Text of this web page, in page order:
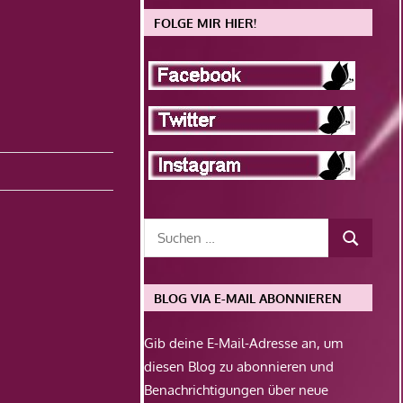
FOLGE MIR HIER!
BLOG VIA E-MAIL ABONNIEREN
Gib deine E-Mail-Adresse an, um
diesen Blog zu abonnieren und
Benachrichtigungen über neue